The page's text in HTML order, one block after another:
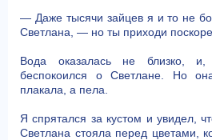
— Даже тысячи зайцев я и то не
Светлана, — но ты приходи
Вода оказалась не близко,
беспокоился о Светлане. Но
плакала, а пела.
Я спрятался за кустом и увидел,
Светлана стояла перед цветами,